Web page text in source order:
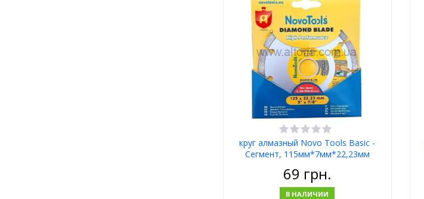
круг алмазный Novo Tools Basic -
Сегмент, 115мм*7мм*22,23мм
69 грн.
В НАЛИЧИИ